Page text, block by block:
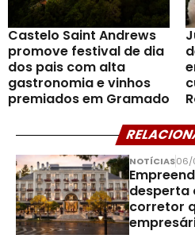
Castelo Saint Andrews
promove festival de dia
dos pais com alta
gastronomia e vinhos
premiados em Gramado
NOTÍCIAS06/
desperta
corretor